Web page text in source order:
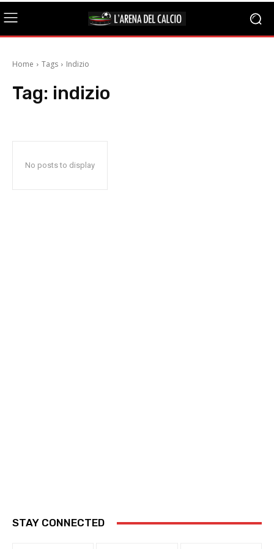
Home Tags Indizio
Tag: indizio
No posts to display
STAY CONNECTED